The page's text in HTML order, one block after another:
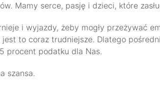
Mamy serce, pasję i dzieci, które
i wyjazdy, żeby mogły przeżywać
jest to coraz trudniejsze. Dlatego
procent podatku dla Nas.
szansa.